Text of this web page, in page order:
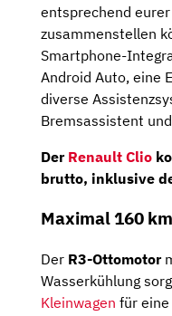
entsprechend
zusammenstellen
Smartphone-
Android Auto, eine
diverse
Bremsassistent
Der Renault Clio
brutto, inklusive
Maximal 160
Der R3-Ottomotor
Wasserkühlung
Kleinwagen für eine